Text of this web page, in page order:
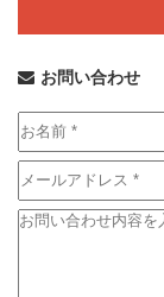
お問い合わせ